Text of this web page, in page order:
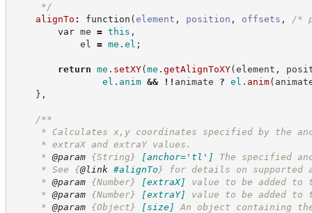
*/
alignTo : function (element , position , offsets , /*
var me = this ,
el = me . el ;
return me . setXY(me . getAlignToXY(element ,
el . anim && !! animate ? el . anim(
} ,
/**
* Calculates x,y coordinates specified by the
* extraX and extraY values.
* @param {String} [anchor='tl']
The specified
* See {@link #alignTo } for details on supported
* @param {Number} [extraX]
value to be added to
* @param {Number} [extraY]
value to be added to
* @param {Object} [size]
An object containing